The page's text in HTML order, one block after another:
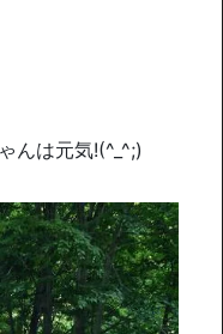
んは元気!(^_^;)